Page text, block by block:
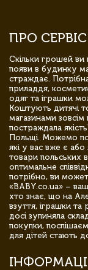
ПРО СЕРВІС
Скільки грошей ви
появи в будинку
страждає.
приладдя,
одяг та іграшки
Коштують дитячі
магазинами
постраждала
Польщі. Можемо
які у вас вже є
товари польських
оптимальне
потрібно, ви
«BABY.co.ua» –
хто знає, що на
взуття, іграшки та
досі зупиняла
покупки,
для дітей стають